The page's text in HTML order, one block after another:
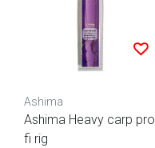
Ashima
Ashima Heavy carp pro
fi rig